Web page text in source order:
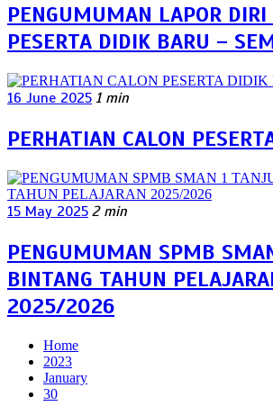
PENGUMUMAN LAPOR DIRI
PESERTA DIDIK BARU –
16 June 2025 1 min
PERHATIAN CALON
15 May 2025 2 min
PENGUMUMAN SPMB
BINTANG TAHUN
2025/2026
Home
2023
January
30